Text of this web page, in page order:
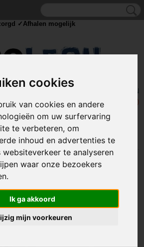
cookies
van cookies en andere
om uw surfervaring
te verbeteren, om
inhoud en advertenties te
websiteverkeer te analyseren
waar onze bezoekers
Ik ga akkoord
mijn voorkeuren
UW WINKELWAGEN
Geen producten
(0)
>Overige auto accessoires
- 400ml - Sigarettenplug
✓Afhalen mogelijk